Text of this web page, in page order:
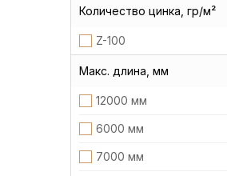
Количество цинка, гр/м²
Z-100
Макс. длина, мм
12000 мм
6000 мм
7000 мм